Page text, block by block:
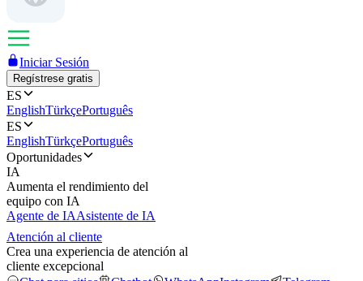
Iniciar Sesión
Regístrese gratis
ES
EnglishTürkçePortuguês
ES
EnglishTürkçePortuguês
Oportunidades
IA
Aumenta el rendimiento del
equipo con IA
Agente de IAAsistente de IA
Atención al cliente
Crea una experiencia de atención al
cliente excepcional